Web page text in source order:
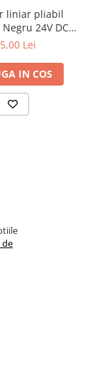
liniar pliabil
24V DC
24° RA90
Lei
IN COS
de